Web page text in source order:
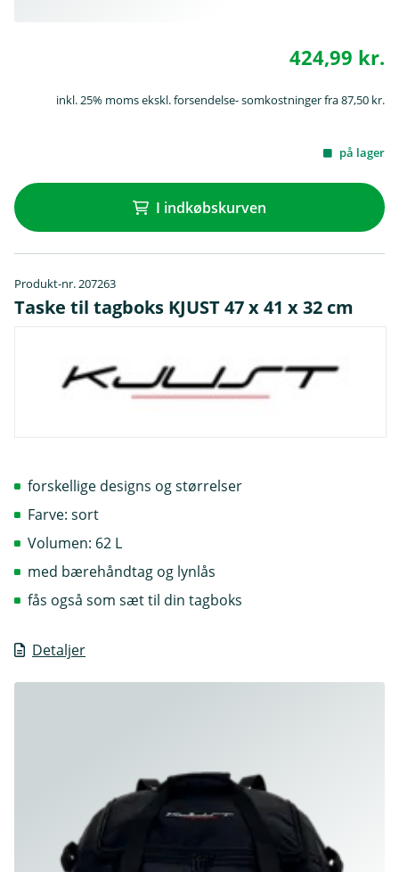
424,99 kr.
inkl. 25% moms ekskl. forsendelse- somkostninger fra 87,50 kr.
på lager
I indkøbskurven
Produkt-nr. 207263
Taske til tagboks KJUST 47 x 41 x 32 cm
Detaljer
forskellige designs og størrelser
Farve: sort
Volumen: 62 L
med bærehåndtag og lynlås
fås også som sæt til din tagboks